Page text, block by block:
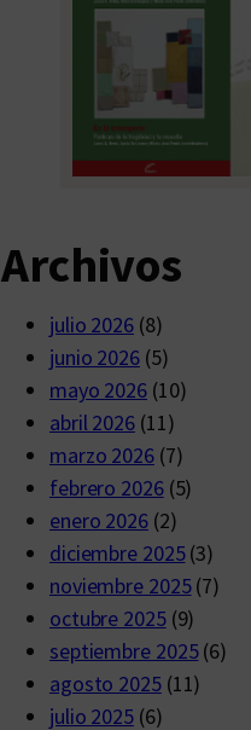
Archivos
julio 2026(8)
junio 2026(5)
mayo 2026 (10)
abril 2026(11)
marzo 2026(7)
febrero 2026(5)
enero 2026(2)
diciembre 2025(3)
noviembre 2025(7)
octubre 2025(9)
septiembre 2025(6)
agosto 2025(11)
julio 2025(6)